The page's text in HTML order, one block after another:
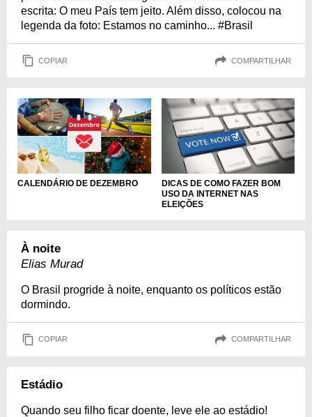
escrita: O meu País tem jeito. Além disso, colocou na
legenda da foto: Estamos no caminho... #Brasil
COPIAR COMPARTILHAR
CALENDÁRIO DE DEZEMBRO
DICAS DE COMO FAZER BOM
USO DA INTERNET NAS
ELEIÇÕES
À noite
Elias Murad
O Brasil progride à noite, enquanto os políticos estão
dormindo.
COPIAR COMPARTILHAR
Estádio
Quando seu filho ficar doente, leve ele ao estádio!